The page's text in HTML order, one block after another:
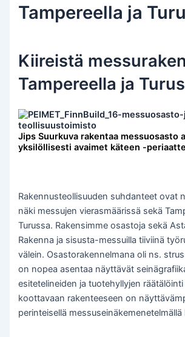
Tampereella ja
Kiireistä
Tampereella ja
Jips Suurkuva rakentaa messuosasto
yksilöllisesti avaimet käteen -
Rakennusteollisuuden suhdanteet ovat
näki messujen vierasmäärissä sekä
Turussa. Rakensimme osastoja sekä
Rakenna ja sisusta-messuilla tiiviinä
välein. Osastorakennelmana oli ns.
on nopea asentaa näyttävät
esitetelineiden ja tuotehyllyjen
koottavaan rakenteeseen on
perinteisellä